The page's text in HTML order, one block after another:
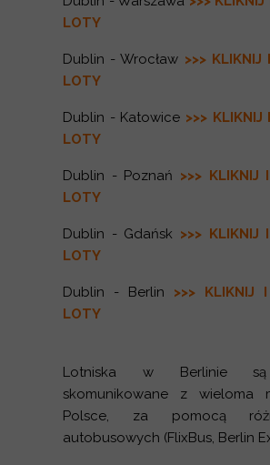
LOTY
Dublin - Wrocław >>> KLIKNIJ
LOTY
Dublin - Katowice >>> KLIKNIJ
LOTY
Dublin - Poznań >>> KLIKNIJ
LOTY
Dublin - Gdańsk >>> KLIKNIJ
LOTY
Dublin - Berlin >>> KLIKNIJ
LOTY
Lotniska w Berlinie są
skomunikowane z wieloma
Polsce, za pomocą
autobusowych (FlixBus, Berlin